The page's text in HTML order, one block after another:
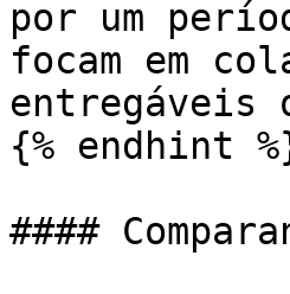
por um
focam em
entregáveis
{% endhint
####